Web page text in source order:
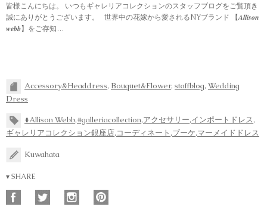
皆様こんにちは。 いつもギャレリアコレクションのスタッフブログをご覧頂き
誠にありがとうございます。 世界中の花嫁から愛されるNYブランド 【𝑨𝒍𝒍𝒊𝒔𝒐𝒏
𝒘𝒆𝒃𝒃】をご存知…
Accessory&Headdress, Bouquet&Flower, staffblog, Wedding
Dress
#Allison Webb,#galleriacollection,アクセサリー,インポートドレス,
ギャレリアコレクション銀座店,コーディネート ,ブーケ,マーメイドドレス
Kuwahata
▾ SHARE